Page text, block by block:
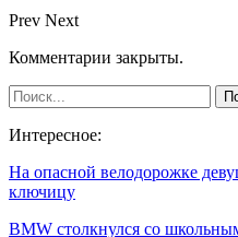
Prev Next
Комментарии закрыты.
Интересное:
На опасной велодорожке
ключицу
BMW cтолкнулся со